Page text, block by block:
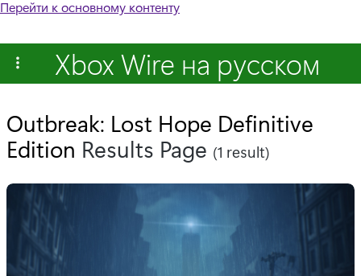
Перейти к основному контенту
Xbox Wire на русском
Outbreak: Lost Hope Definitive
Edition Results Page (1 result)